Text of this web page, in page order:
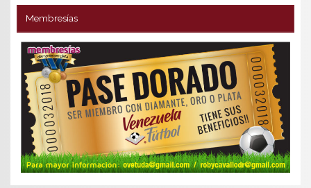
Membresías